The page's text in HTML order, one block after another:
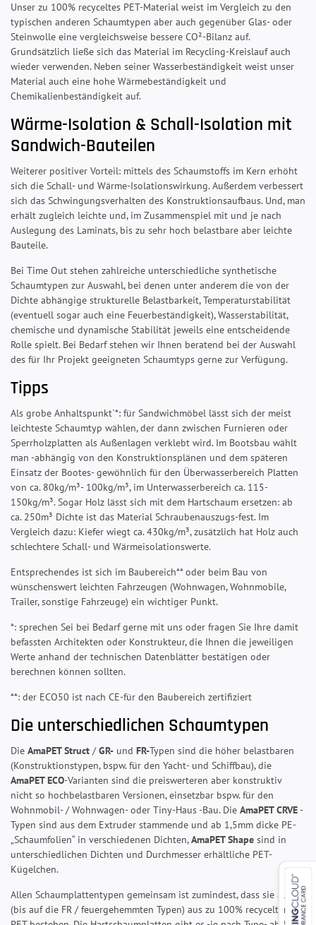
Unser zu 100% recyceltes PET-Material weist im Vergleich zu den
typischen anderen Schaumtypen aber auch gegenüber Glas- oder
Steinwolle eine vergleichsweise bessere CO²-Bilanz auf.
Grundsätzlich ließe sich das Material im Recycling-Kreislauf auch
wieder verwenden. Neben seiner Wasserbeständigkeit weist unser
Material auch eine hohe Wärmebeständigkeit und
Chemikalienbeständigkeit auf.
Wärme-Isolation & Schall-Isolation mit
Sandwich-Bauteilen
Weiterer positiver Vorteil: mittels des Schaumstoffs im Kern erhöht
sich die Schall- und Wärme-Isolationswirkung. Außerdem verbessert
sich das Schwingungsverhalten des Konstruktionsaufbaus. Und, man
erhält zugleich leichte und, im Zusammenspiel mit und je nach
Auslegung des Laminats, bis zu sehr hoch belastbare aber leichte
Bauteile.
Bei Time Out stehen zahlreiche unterschiedliche synthetische
Schaumtypen zur Auswahl, bei denen unter anderem die von der
Dichte abhängige strukturelle Belastbarkeit, Temperaturstabilität
(eventuell sogar auch eine Feuerbeständigkeit), Wasserstabilität,
chemische und dynamische Stabilität jeweils eine entscheidende
Rolle spielt. Bei Bedarf stehen wir Ihnen beratend bei der Auswahl
des für Ihr Projekt geeigneten Schaumtyps gerne zur Verfügung.
Tipps
Als grobe Anhaltspunkt`*: für Sandwichmöbel lässt sich der meist
leichteste Schaumtyp wählen, der dann zwischen Furnieren oder
Sperrholzplatten als Außenlagen verklebt wird. Im Bootsbau wählt
man -abhängig von den Konstruktionsplänen und dem späteren
Einsatz der Bootes- gewöhnlich für den Überwasserbereich Platten
von ca. 80kg/m³- 100kg/m³, im Unterwasserbereich ca. 115-
150kg/m³. Sogar Holz lässt sich mit dem Hartschaum ersetzen: ab
ca. 250m³ Dichte ist das Material Schraubenauszugs-fest. Im
Vergleich dazu: Kiefer wiegt ca. 430kg/m³, zusätzlich hat Holz auch
schlechtere Schall- und Wärmeisolationswerte.
Entsprechendes ist sich im Baubereich** oder beim Bau von
wünschenswert leichten Fahrzeugen (Wohnwagen, Wohnmobile,
Trailer, sonstige Fahrzeuge) ein wichtiger Punkt.
*: sprechen Sei bei Bedarf gerne mit uns oder fragen Sie Ihre damit
befassten Architekten oder Konstrukteur, die Ihnen die jeweiligen
Werte anhand der technischen Datenblätter bestätigen oder
berechnen können sollten.
**: der ECO50 ist nach CE-für den Baubereich zertifiziert
Die unterschiedlichen Schaumtypen
Die AmaPET Struct /GR- und FR-Typen sind die höher belastbaren
(Konstruktionstypen, bspw. für den Yacht- und Schiffbau), die
AmaPET ECO-Varianten sind die preiswerteren aber konstruktiv
nicht so hochbelastbaren Versionen, einsetzbar bspw. für den
Wohnmobil- / Wohnwagen- oder Tiny-Haus -Bau. Die AmaPET CRVE-
Typen sind aus dem Extruder stammende und ab 1,5mm dicke PE-
„Schaumfolien“ in verschiedenen Dichten,AmaPET Shape sind in
unterschiedlichen Dichten und Durchmesser erhältliche PET-
Kügelchen.
Allen Schaumplattentypen gemeinsam ist zumindest, dass sie alle
(bis auf die FR / feuergehemmten Typen) aus zu 100% recyceltem